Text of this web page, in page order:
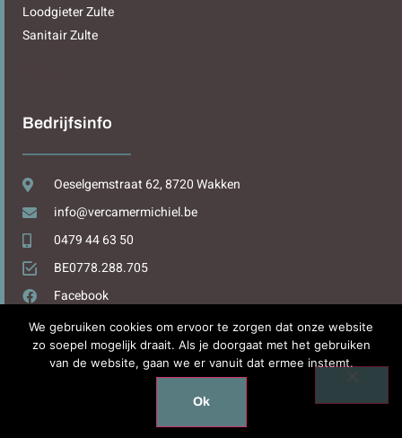
Loodgieter Zulte
Sanitair Zulte
Bedrijfsinfo
Oeselgemstraat 62, 8720 Wakken
info@vercamermichiel.be
0479 44 63 50
BE0778.288.705
Facebook
Design byWPDesign.be
Copyright © 2025. All rights reserved.
We gebruiken cookies om ervoor te zorgen dat onze website
zo soepel mogelijk draait. Als je doorgaat met het gebruiken
van de website, gaan we er vanuit dat ermee instemt.
Ok